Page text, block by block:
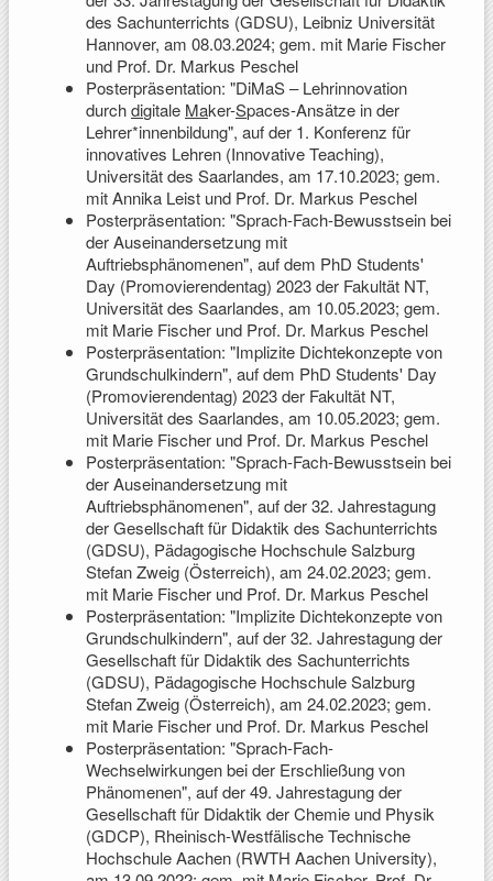
des Sachunterrichts (GDSU), Leibniz Universität
Hannover, am 08.03.2024; gem. mit Marie Fischer
und Prof. Dr. Markus Peschel
Posterpräsentation: "DiMaS – Lehrinnovation
durchdigitale Maker-Spaces-Ansätze in der
Lehrer*innenbildung", auf der 1. Konferenz für
innovatives Lehren (Innovative Teaching),
Universität des Saarlandes, am 17.10.2023; gem.
mit Annika Leist und Prof. Dr. Markus Peschel
Posterpräsentation: "Sprach-Fach-Bewusstsein bei
der Auseinandersetzung mit
Auftriebsphänomenen", auf dem PhD Students'
Day (Promovierendentag) 2023 der Fakultät NT,
Universität des Saarlandes, am 10.05.2023; gem.
mit Marie Fischer und Prof. Dr. Markus Peschel
Posterpräsentation: "Implizite Dichtekonzepte von
Grundschulkindern", auf dem PhD Students' Day
(Promovierendentag) 2023 der Fakultät NT,
Universität des Saarlandes, am 10.05.2023; gem.
mit Marie Fischer und Prof. Dr. Markus Peschel
Posterpräsentation: "Sprach-Fach-Bewusstsein bei
der Auseinandersetzung mit
Auftriebsphänomenen", auf der 32. Jahrestagung
der Gesellschaft für Didaktik des Sachunterrichts
(GDSU), Pädagogische Hochschule Salzburg
Stefan Zweig (Österreich), am 24.02.2023; gem.
mit Marie Fischer und Prof. Dr. Markus Peschel
Posterpräsentation: "Implizite Dichtekonzepte von
Grundschulkindern", auf der 32. Jahrestagung der
Gesellschaft für Didaktik des Sachunterrichts
(GDSU), Pädagogische Hochschule Salzburg
Stefan Zweig (Österreich), am 24.02.2023; gem.
mit Marie Fischer und Prof. Dr. Markus Peschel
Posterpräsentation: "Sprach-Fach-
Wechselwirkungen bei der Erschließung von
Phänomenen", auf der 49. Jahrestagung der
Gesellschaft für Didaktik der Chemie und Physik
(GDCP), Rheinisch-Westfälische Technische
Hochschule Aachen (RWTH Aachen University),